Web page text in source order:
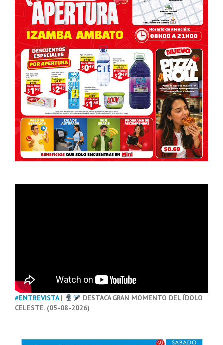
#ENTREVISTA|
DESTACA GRAN MOMENTO DEL ÍDOLO
CELESTE. (05-08-2026)